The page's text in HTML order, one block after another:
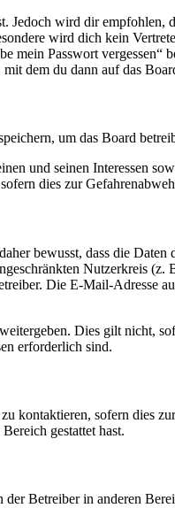
wird dir
wird dich kein
mein Passwort
dem du dann auf das
um das Board
und seinen Interessen
dies zur
bewusst, dass die
Nutzerkreis
Die E-Mail-Adresse
Dies gilt nicht,
erforderlich sind.
kontaktieren, sofern dies
gestattet hast.
Betreiber in anderen